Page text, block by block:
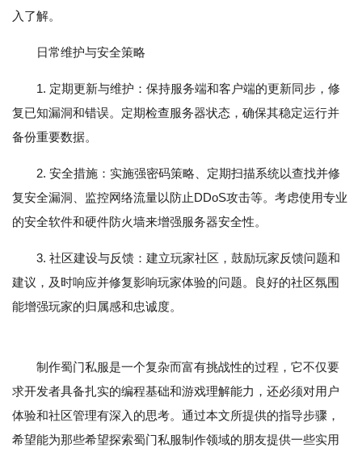
入了解。
日常维护与安全策略
1. 定期更新与维护：保持服务端和客户端的更新同步，修
复已知漏洞和错误。定期检查服务器状态，确保其稳定运行并
备份重要数据。
2. 安全措施：实施强密码策略、定期扫描系统以查找并修
复安全漏洞、监控网络流量以防止DDoS攻击等。考虑使用专业
的安全软件和硬件防火墙来增强服务器安全性。
3. 社区建设与反馈：建立玩家社区，鼓励玩家反馈问题和
建议，及时响应并修复影响玩家体验的问题。良好的社区氛围
能增强玩家的归属感和忠诚度。
制作蜀门私服是一个复杂而富有挑战性的过程，它不仅要
求开发者具备扎实的编程基础和游戏理解能力，还必须对用户
体验和社区管理有深入的思考。通过本文所提供的指导步骤，
希望能为那些希望探索蜀门私服制作领域的朋友提供一些实用